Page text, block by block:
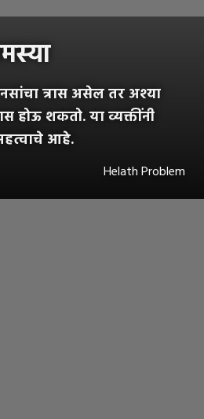
त्रास असेल तर अश्या
होऊ शकतो. या व्यक्तींनी
आहे.
Helath Problem